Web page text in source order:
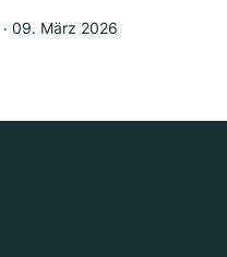
‧ 09. März 2026